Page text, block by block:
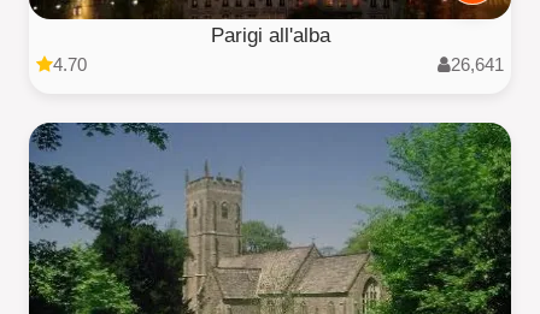
Parigi all'alba
4.70 26,641